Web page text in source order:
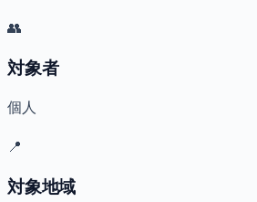
👥
対象者
個人
📍
対象地域